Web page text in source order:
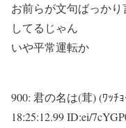
お前らが文句ばっか
してるじゃん
いや平常運転か
900: 君の名は(茸) (ﾜｯﾁｮ
18:25:12.99 ID:ei/